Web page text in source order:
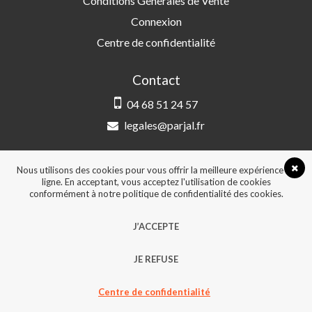
Connexion
Centre de confidentialité
Contact
04 68 51 24 57
legales@parjal.fr
3 Rue Saint-Amand, 66000 Perpignan
© 2026, Tous droits réservés - Design &
Nous utilisons des cookies pour vous offrir la meilleure expérience en
ligne. En acceptant, vous acceptez l'utilisation de cookies
conformément à notre politique de confidentialité des cookies.
J’ACCEPTE
JE REFUSE
Centre de confidentialité